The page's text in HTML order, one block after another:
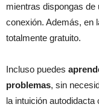
mientras dispongas
conexión. Además, en
totalmente gratuito.
Incluso puedes
problemas, sin
la intuición